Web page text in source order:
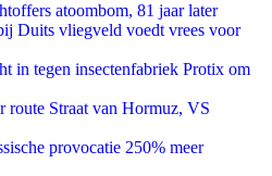
atoombom, 81 jaar later
Duits vliegveld voedt vrees voor
in tegen insectenfabriek Protix om
route Straat van Hormuz, VS
provocatie 250% meer